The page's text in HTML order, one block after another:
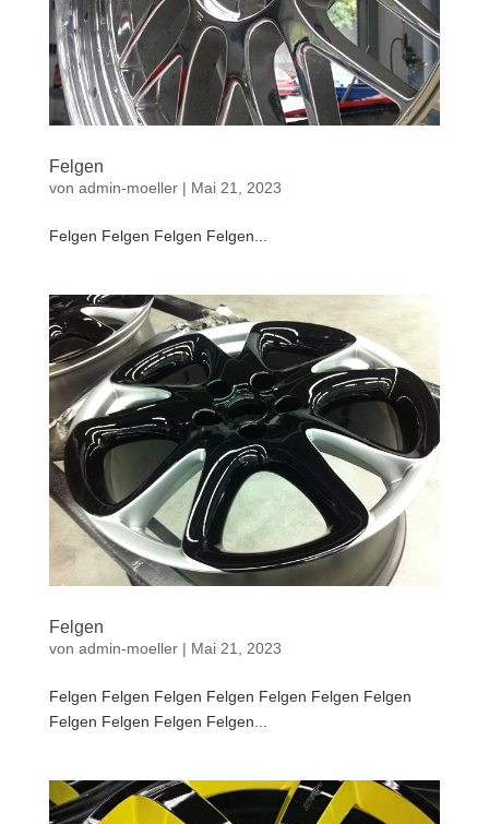
Felgen
von admin-moeller| Mai 21, 2023
Felgen Felgen Felgen Felgen...
Felgen
von admin-moeller| Mai 21, 2023
Felgen Felgen Felgen Felgen Felgen Felgen Felgen
Felgen Felgen Felgen Felgen...